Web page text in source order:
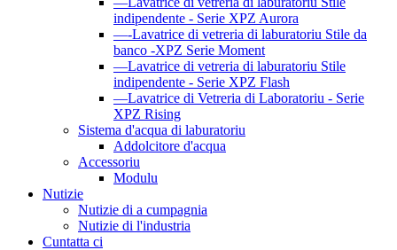
indipendente - Serie XPZ Aurora
—-Lavatrice di vetreria di laburatoriu Stile da
banco -XPZ Serie Moment
—Lavatrice di vetreria di laburatoriu Stile
indipendente - Serie XPZ Flash
—Lavatrice di Vetreria di Laboratoriu - Serie
XPZ Rising
Sistema d'acqua di laburatoriu
Addolcitore d'acqua
Accessoriu
Modulu
Nutizie
Nutizie di a cumpagnia
Nutizie di l'industria
Cuntatta ci